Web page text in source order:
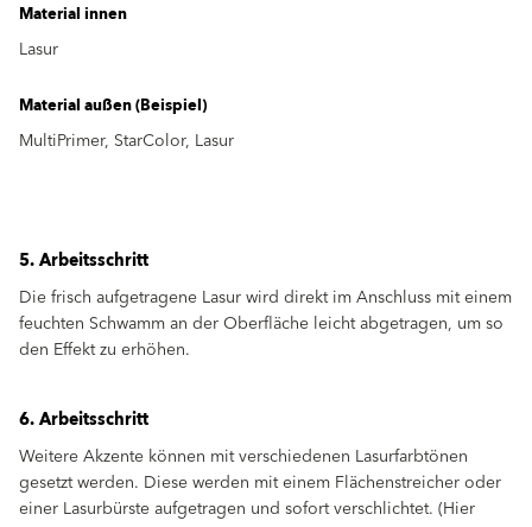
Material innen
Lasur
Material außen (Beispiel)
MultiPrimer, StarColor, Lasur
5. Arbeitsschritt
Die frisch aufgetragene Lasur wird direkt im Anschluss mit einem
feuchten Schwamm an der Oberfläche leicht abgetragen, um so
den Effekt zu erhöhen.
6. Arbeitsschritt
Weitere Akzente können mit verschiedenen Lasurfarbtönen
gesetzt werden. Diese werden mit einem Flächenstreicher oder
einer Lasurbürste aufgetragen und sofort verschlichtet. (Hier